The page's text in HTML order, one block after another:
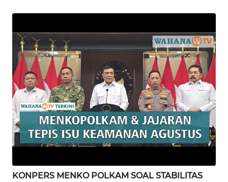
KONPERS MENKO POLKAM SOAL STABILITAS
PAKPAK
WN
KARAWANG
WN
BEKASI
WN
BOGOR